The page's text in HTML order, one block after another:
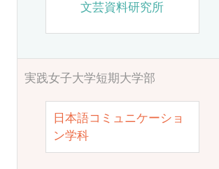
文芸資料研究所
実践女子大学短期大学部
日本語コミュニケーショ
ン学科